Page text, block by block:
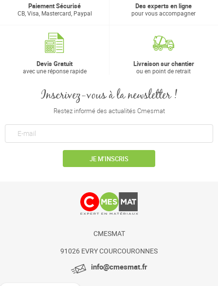
Paiement Sécurisé
CB, Visa, Mastercard, Paypal
Des experts en ligne
pour vous accompagner
Devis Gratuit
avec une réponse rapide
Livraison sur chantier
ou en point de retrait
Inscrivez-vous à la newsletter !
Restez informé des actualités Cmesmat
JE M’INSCRIS
CMESMAT
91026 EVRY COURCOURONNES
info@cmesmat.fr